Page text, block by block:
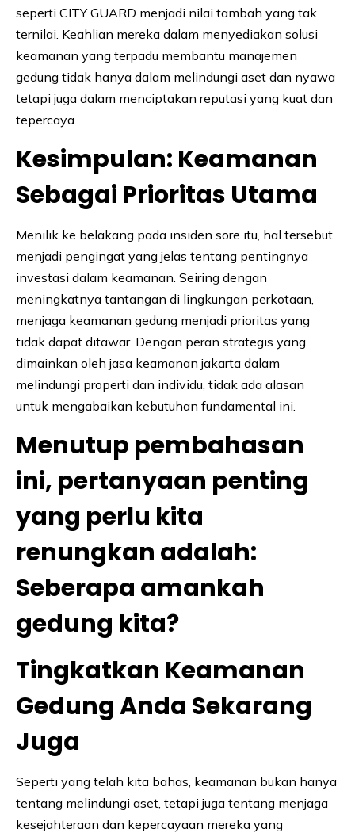
seperti CITY GUARD menjadi nilai tambah yang tak
ternilai. Keahlian mereka dalam menyediakan solusi
keamanan yang terpadu membantu manajemen
gedung tidak hanya dalam melindungi aset dan nyawa
tetapi juga dalam menciptakan reputasi yang kuat dan
tepercaya.
Kesimpulan: Keamanan
Sebagai Prioritas Utama
Menilik ke belakang pada insiden sore itu, hal tersebut
menjadi pengingat yang jelas tentang pentingnya
investasi dalam keamanan. Seiring dengan
meningkatnya tantangan di lingkungan perkotaan,
menjaga keamanan gedung menjadi prioritas yang
tidak dapat ditawar. Dengan peran strategis yang
dimainkan oleh jasa keamanan jakarta dalam
melindungi properti dan individu, tidak ada alasan
untuk mengabaikan kebutuhan fundamental ini.
Menutup pembahasan
ini, pertanyaan penting
yang perlu kita
renungkan adalah:
Seberapa amankah
gedung kita?
Tingkatkan Keamanan
Gedung Anda Sekarang
Juga
Seperti yang telah kita bahas, keamanan bukan hanya
tentang melindungi aset, tetapi juga tentang menjaga
kesejahteraan dan kepercayaan mereka yang